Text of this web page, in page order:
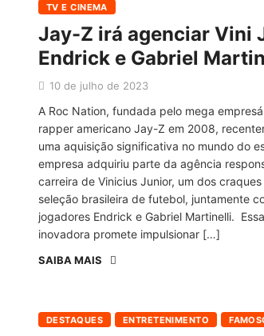
TV E CINEMA
Jay-Z irá agenciar Vini
Endrick e Gabriel
10 de julho de 2023
A Roc Nation, fundada pelo mega
rapper americano Jay-Z em 2008,
uma aquisição significativa no mundo do
empresa adquiriu parte da agência
carreira de Vinicius Junior, um dos craques
seleção brasileira de futebol, juntamente
jogadores Endrick e Gabriel Martinelli.
inovadora promete impulsionar […]
SAIBA MAIS
DESTAQUES ENTRETENIMENTO